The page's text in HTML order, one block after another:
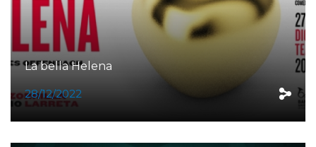
La bella Helena
28/12/2022